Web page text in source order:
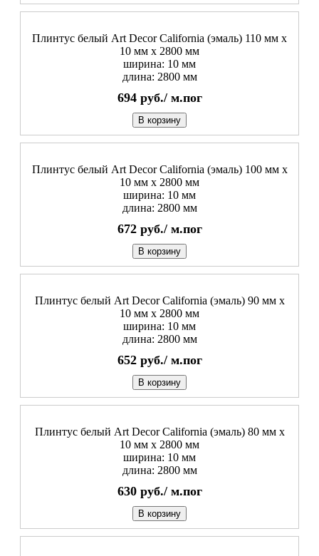
Плинтус белый Art Decor California (эмаль) 110 мм х
10 мм х 2800 мм
ширина: 10 мм
длина: 2800 мм
694 руб./ м.пог
В корзину
Плинтус белый Art Decor California (эмаль) 100 мм х
10 мм х 2800 мм
ширина: 10 мм
длина: 2800 мм
672 руб./ м.пог
В корзину
Плинтус белый Art Decor California (эмаль) 90 мм х
10 мм х 2800 мм
ширина: 10 мм
длина: 2800 мм
652 руб./ м.пог
В корзину
Плинтус белый Art Decor California (эмаль) 80 мм х
10 мм х 2800 мм
ширина: 10 мм
длина: 2800 мм
630 руб./ м.пог
В корзину